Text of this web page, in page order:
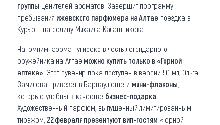
группы ценителей ароматов. Завершит программу
пребывания ижевского парфюмера на Алтае поездка в
Курью – на родину Михаила Калашникова.
Напомним: аромат-унисекс в честь легендарного
оружейника на Алтае можно купить только в «Горной
аптеке» . Этот сувенир пока доступен в версии 50 мл, Ольга
Замилова привезет в Барнаул еще и мини-флаконы
которые удобны в качестве бизнес-подарка
Художественный парфюм, выпущенный лимитированным
тиражом, 22 февраля презентуют вип-гостям «Горной